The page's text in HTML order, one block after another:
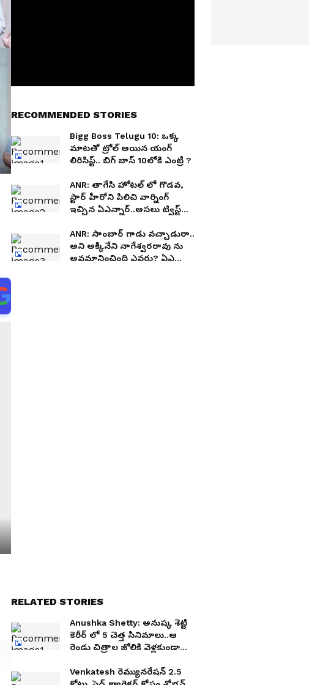
RECOMMENDED STORIES
Bigg Boss Telugu 10: ఒక్క
మాటతో ట్రోల్ అయిన యంగ్
లిరిసిస్ట్.. బిగ్ బాస్ 10లోకి ఎంట్రీ ?
ANR: తాగేసి హోటల్ లో గొడవ,
స్టార్ హీరోని పిలిచి వార్నింగ్
ఇచ్చిన ఏఎన్నార్..అసలు ట్విస్ట్
ANR: సాంబార్ గాడు వచ్చాడురా..
అని అక్కినేని నాగేశ్వరరావు ను
అవమానించింది ఎవరు? ఏఎన్నార్
RELATED STORIES
Anushka Shetty: అనుష్క శెట్టి
కెరీర్ లో 5 చెత్త సినిమాలు..ఆ
రెండు చిత్రాల జోలికి వెళ్లకుండా
Venkatesh రెమ్యునరేషన్ 2.5